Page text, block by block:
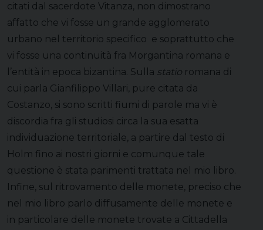
citati dal sacerdote Vitanza, non dimostrano
affatto che vi fosse un grande agglomerato
urbano nel territorio specifico e soprattutto che
vi fosse una continuità fra Morgantina romana e
l’entità in epoca bizantina. Sulla statio romana di
cui parla Gianfilippo Villari, pure citata da
Costanzo, si sono scritti fiumi di parole ma vi è
discordia fra gli studiosi circa la sua esatta
individuazione territoriale, a partire dal testo di
Holm fino ai nostri giorni e comunque tale
questione è stata parimenti trattata nel mio libro.
Infine, sul ritrovamento delle monete, preciso che
nel mio libro parlo diffusamente delle monete e
in particolare delle monete trovate a Cittadella